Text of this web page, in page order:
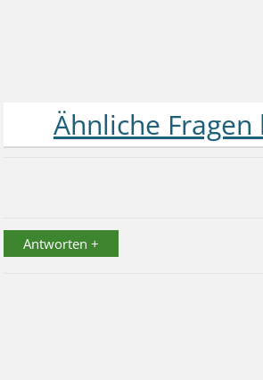
Antworten +